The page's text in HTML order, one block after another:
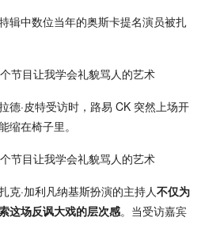
辑中数位当年的奥斯卡提名演员被扎
德·皮特受访时，路易 CK 突然上场开
缩在椅子里。
克·加利凡纳基斯扮演的主持人不仅为
这场反讽大戏的层次感。当受访嘉宾